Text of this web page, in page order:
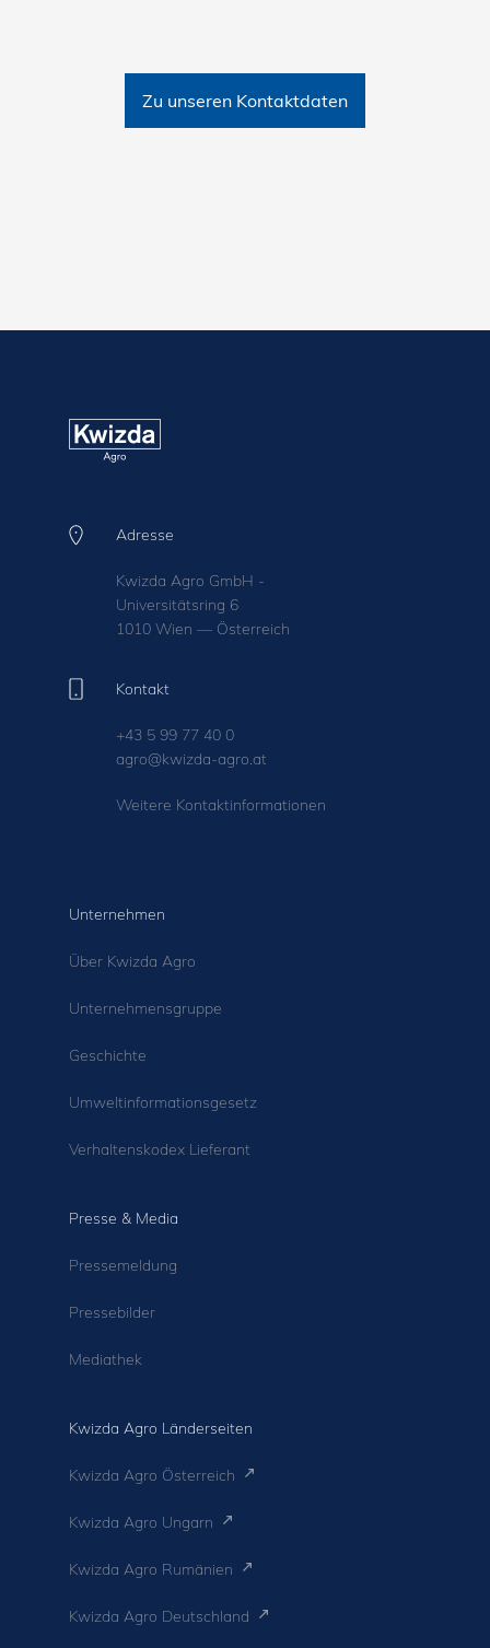
Zu unseren Kontaktdaten
Adresse
Kwizda Agro GmbH -
Universitätsring 6
1010 Wien — Österreich
Kontakt
+43 5 99 77 40 0
agro@kwizda-agro.at
Weitere Kontaktinformationen
Unternehmen
Über Kwizda Agro
Unternehmensgruppe
Geschichte
Umweltinformationsgesetz
Verhaltenskodex Lieferant
Presse & Media
Pressemeldung
Pressebilder
Mediathek
Kwizda Agro Länderseiten
Kwizda Agro Österreich
Kwizda Agro Ungarn
Kwizda Agro Rumänien
Kwizda Agro Deutschland